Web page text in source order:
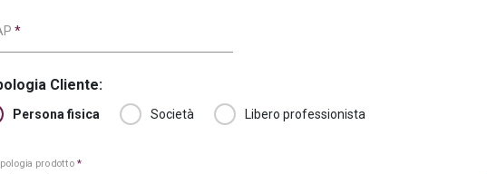
*
Cliente:
Persona fisica Società Libero professionista
prodotto*